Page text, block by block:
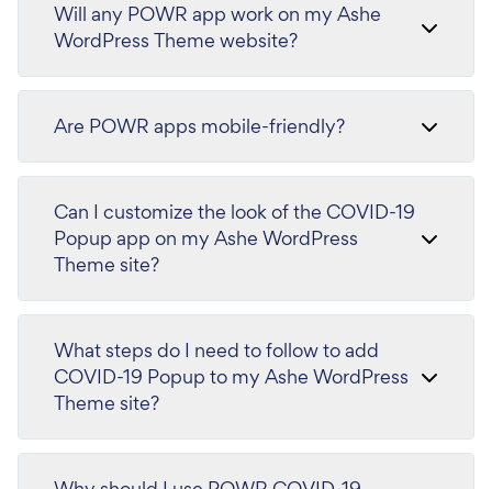
Will any POWR app work on my Ashe
WordPress Theme website?
Are POWR apps mobile-friendly?
Can I customize the look of the COVID-19
Popup app on my Ashe WordPress
Theme site?
What steps do I need to follow to add
COVID-19 Popup to my Ashe WordPress
Theme site?